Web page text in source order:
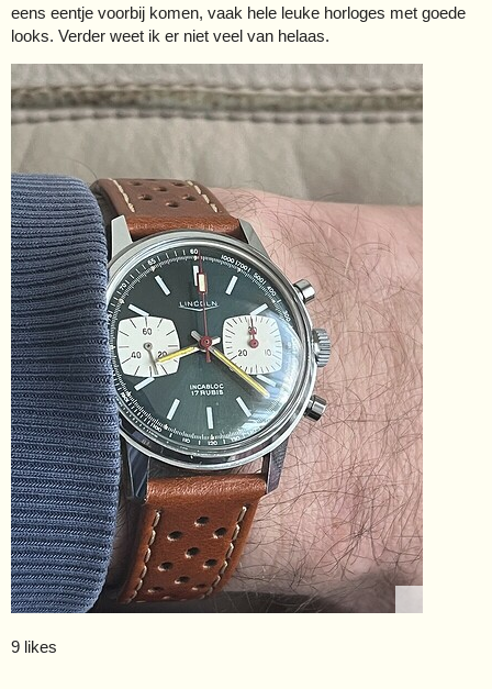
eens eentje voorbij komen, vaak hele leuke horloges met goede
looks. Verder weet ik er niet veel van helaas.
9 likes